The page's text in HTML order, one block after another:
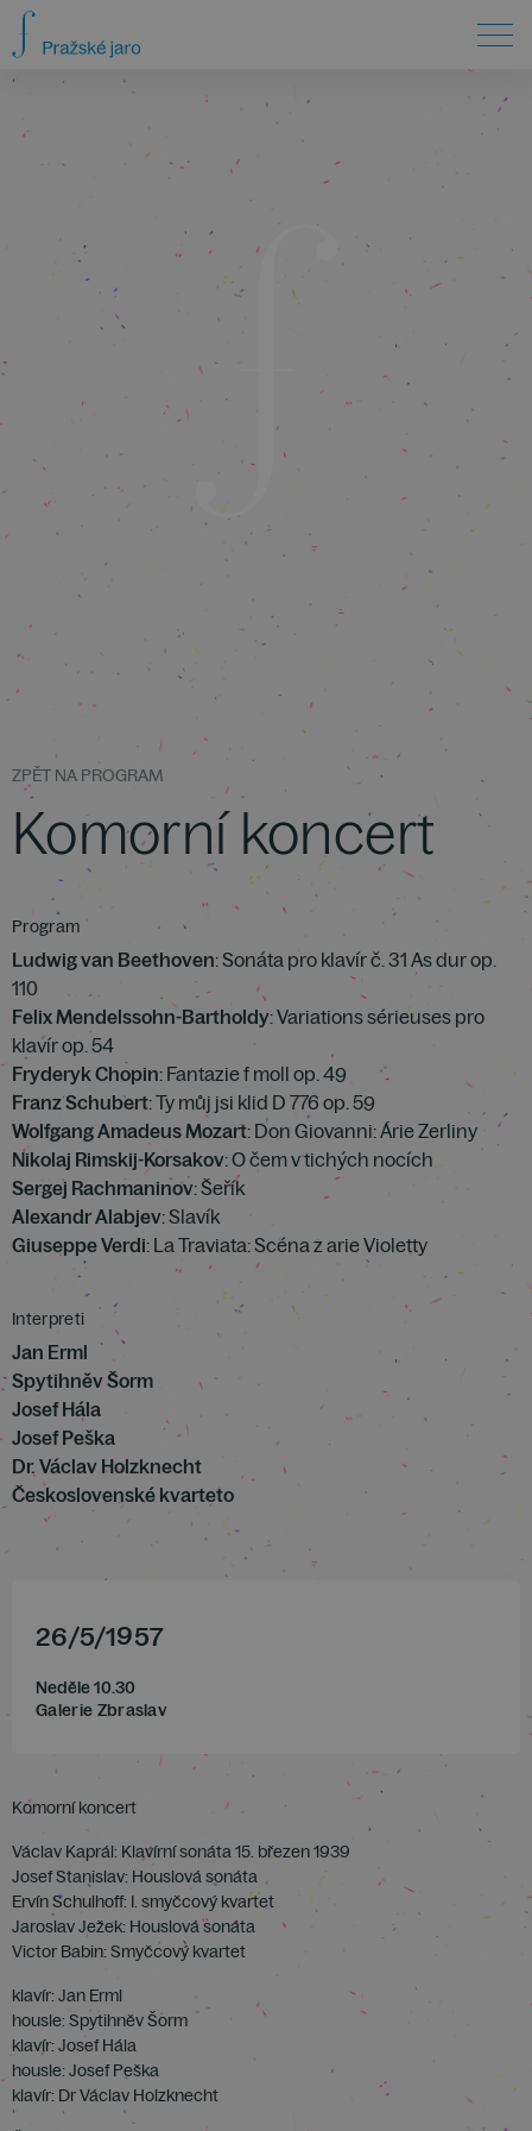
ZPĚT NA PROGRAM
Komorní koncert
Program
Ludwig van Beethoven: Sonáta pro klavír č. 31 As dur op.
110
Felix Mendelssohn-Bartholdy: Variations sérieuses pro
klavír op. 54
Fryderyk Chopin: Fantazie f moll op. 49
Franz Schubert: Ty můj jsi klid D 776 op. 59
Wolfgang Amadeus Mozart: Don Giovanni: Árie Zerliny
Nikolaj Rimskij-Korsakov: O čem v tichých nocích
Sergej Rachmaninov: Šeřík
Alexandr Alabjev: Slavík
Giuseppe Verdi: La Traviata: Scéna z arie Violetty
Interpreti
Jan Erml
Spytihněv Šorm
Josef Hála
Josef Peška
Dr. Václav Holzknecht
Československé kvarteto
26/5/1957
Neděle 10.30
Galerie Zbraslav
Komorní koncert
Václav Kaprál: Klavírní sonáta 15. březen 1939
Josef Stanislav: Houslová sonáta
Ervín Schulhoff: I. smyčcový kvartet
Jaroslav Ježek: Houslová sonáta
Victor Babin: Smyčcový kvartet
klavír: Jan Erml
housle: Spytihněv Šorm
klavír: Josef Hála
housle: Josef Peška
klavír: Dr Václav Holzknecht